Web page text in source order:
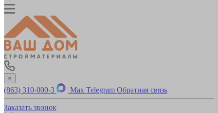
×
(863) 310-000-3 Max Telegram Обратная связь
Заказать звонок